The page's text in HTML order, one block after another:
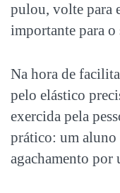
pulou, volte para
importante para o
Na hora de
pelo elástico
exercida pela
prático: um
agachamento